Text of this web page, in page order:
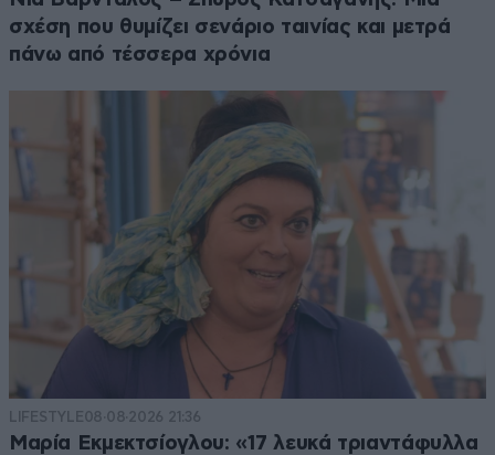
σχέση που θυμίζει σενάριο ταινίας και μετρά
πάνω από τέσσερα χρόνια
LIFESTYLE08·08·2026 21:36
Μαρία Εκμεκτσίογλου: «17 λευκά τριαντάφυλλα